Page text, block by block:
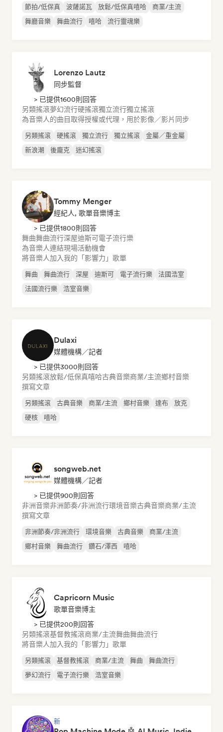
節拍/低保真 波薩諾瓦 放鬆/低保真嘻哈
商業/主流
舞廳音樂
舞曲流行 嘻哈 流行靈魂樂
Lorenzo Lautz
同步監督
> 已提供1600則回答
另類搖滾夢幻流行硬搖滾獨立流行獨立搖滾
為音樂人的曲目取得授權或代理，用於影像／影片同步
另類搖滾 硬搖滾 獨立流行 獨立搖滾
金屬／重金屬
新浪潮
後龐克 迷幻搖滾
Tommy Menger
經紀人, 歌單音樂博主
> 已提供1800則回答
舞曲舞曲流行深屋迪斯可電子流行樂
為音樂人連結現場活動機會
將音樂人加入我的「影響力」歌單
舞曲 舞曲流行 深屋 迪斯可 電子流行樂
法國浩室
法國流行樂
浩室音樂
Dulaxi
媒體機構／記者
> 已提供3000則回答
另類搖滾放鬆/低保真嘻哈古典音樂商業/主流鄉村音樂
撰寫文章
另類搖滾 古典音樂 商業/主流 鄉村音樂 達布
放克
硬核
嘻哈
songweb.net
媒體機構／記者
> 已提供900則回答
非洲音樂非洲節奏/非洲流行環境音樂古典音樂商業/主流
撰寫文章
非洲節奏/非洲流行 環境音樂 古典音樂
商業/主流
鄉村音樂
舞曲流行 鑽石/澤西 嘻哈
Capricorn Music
歌單音樂博主
> 已提供200則回答
另類搖滾基督教搖滾商業/主流舞曲舞曲流行
將音樂人加入我的「影響力」歌單
另類搖滾 基督教搖滾 商業/主流 舞曲
舞曲流行
夢幻流行
電子流行樂 浩室音樂
新